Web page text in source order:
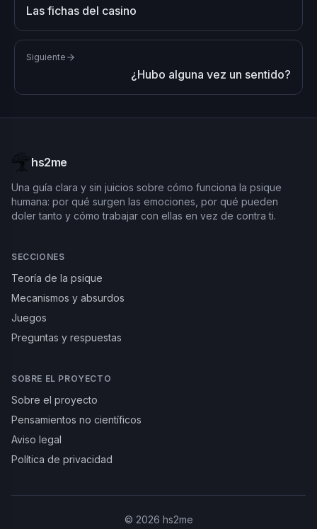
Las fichas del casino
Siguiente
¿Hubo alguna vez un sentido?
hs2me
Una guía clara y sin juicios sobre cómo funciona la psique
humana: por qué surgen las emociones, por qué pueden
doler tanto y cómo trabajar con ellas en vez de contra ti.
SECCIONES
Teoría de la psique
Mecanismos y absurdos
Juegos
Preguntas y respuestas
SOBRE EL PROYECTO
Sobre el proyecto
Pensamientos no científicos
Aviso legal
Política de privacidad
© 2026 hs2me